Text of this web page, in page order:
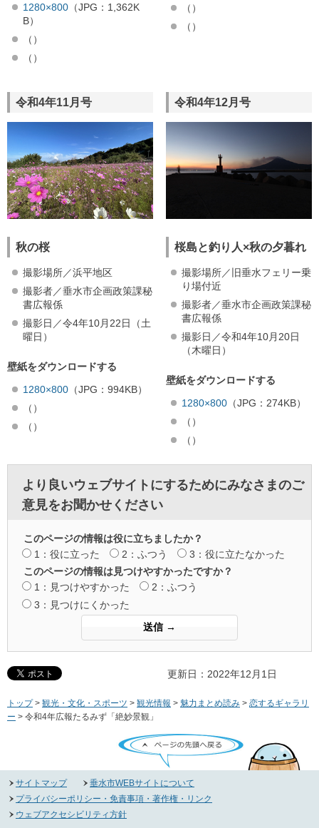
1280×800 （JPG：1,362K
B）
（）
（）
（）
（）
令和4年11月号
秋の桜
撮影場所／浜平地区
撮影者／垂水市企画政策課秘
書広報係
撮影日／令4年10月22日（土
曜日）
壁紙をダウンロードする
1280×800 （JPG：994KB）
（）
（）
令和4年12月号
桜島と釣り人×秋の夕暮れ
撮影場所／旧垂水フェリー乗
り場付近
撮影者／垂水市企画政策課秘
書広報係
撮影日／令和4年10月20日
（木曜日）
壁紙をダウンロードする
1280×800（JPG：274KB）
（）
（）
より良いウェブサイトにするためにみなさまのご
意見をお聞かせください
このページの情報は役に立ちましたか？
1：役に立った
2：ふつう
3：役に立たなかった
このページの情報は見つけやすかったですか？
1：見つけやすかった
2：ふつう
3：見つけにくかった
更新日：2022年12月1日
トップ> 観光・文化・スポーツ > 観光情報 > 魅力まとめ読み > 恋するギャラリ
ー > 令和4年広報たるみず「絶妙景観」
ページの先頭へ戻る
サイトマップ
垂水市WEBサイトについて
プライバシーポリシー・免責事項・著作権・リンク
ウェブアクセシビリティ方針